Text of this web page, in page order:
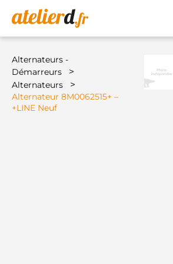
Alternateurs -
Démarreurs
>
Alternateurs >
Alternateur 8M0062515+ –
+LINE Neuf